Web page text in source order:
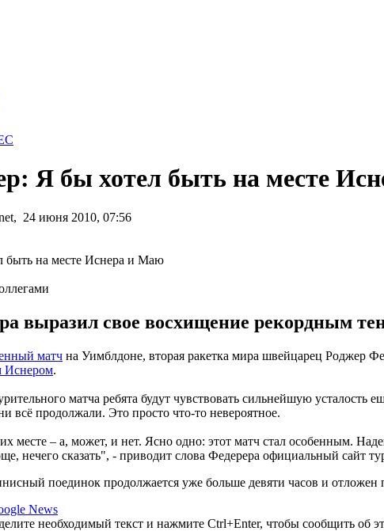
Я бы хотел быть на месте
24 июня 2010, 07:56
выразил свое восхищение рекордным
матч на Уимблдоне, вторая ракетка мира швейцарец Роджер
.
матча ребята будут чувствовать сильнейшую
всё продолжали. Это просто что-то невероятное.
месте – а, может, и нет. Ясно одно: этот матч стал особенным.
нечего сказать", - приводит слова Федерера официальный сайт
поединок продолжается уже больше девяти часов и отложен
News
необходимый текст и нажмите Ctrl+Enter, чтобы сообщить об